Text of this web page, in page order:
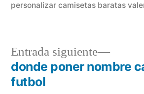
personalizar camisetas baratas
Navegación
Entrada siguiente
Entrada
donde poner nombre
futbol